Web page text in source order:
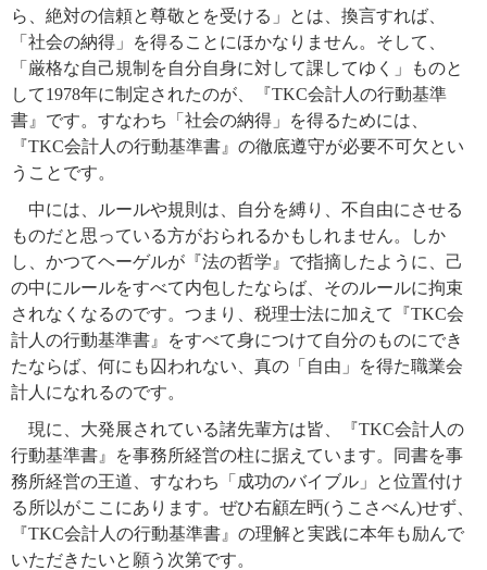
ら、絶対の信頼と尊敬とを受ける」とは、換言すれば、
「社会の納得」を得ることにほかなりません。そして、
「厳格な自己規制を自分自身に対して課してゆく」ものと
して1978年に制定されたのが、『TKC会計人の行動基準
書』です。すなわち「社会の納得」を得るためには、
『TKC会計人の行動基準書』の徹底遵守が必要不可欠とい
うことです。
中には、ルールや規則は、自分を縛り、不自由にさせる
ものだと思っている方がおられるかもしれません。しか
し、かつてヘーゲルが『法の哲学』で指摘したように、己
の中にルールをすべて内包したならば、そのルールに拘束
されなくなるのです。つまり、税理士法に加えて『TKC会
計人の行動基準書』をすべて身につけて自分のものにでき
たならば、何にも囚われない、真の「自由」を得た職業会
計人になれるのです。
現に、大発展されている諸先輩方は皆、『TKC会計人の
行動基準書』を事務所経営の柱に据えています。同書を事
務所経営の王道、すなわち「成功のバイブル」と位置付け
る所以がここにあります。ぜひ右顧左眄(うこさべん)せず、
『TKC会計人の行動基準書』の理解と実践に本年も励んで
いただきたいと願う次第です。